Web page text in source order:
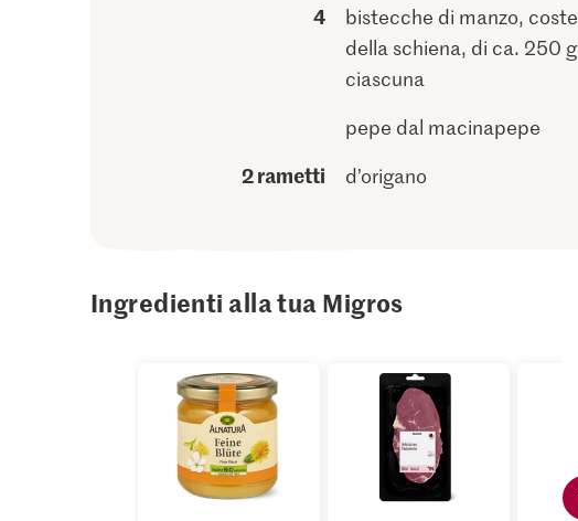
4
bistecche di manzo, coste
della schiena, di ca. 250 g
ciascuna
pepe dal macinapepe
2 rametti d’origano
Ingredienti alla tua Migros